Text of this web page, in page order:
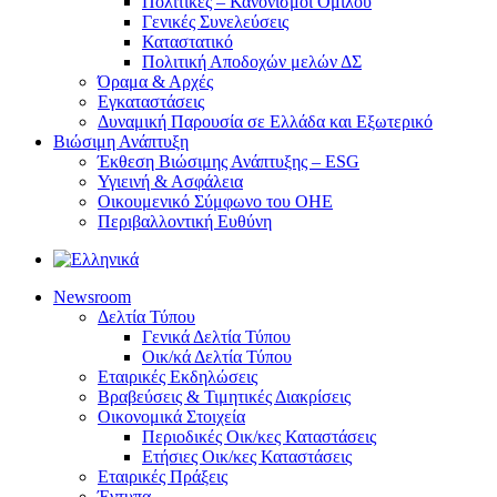
Γενικές Συνελεύσεις
Καταστατικό
Πολιτική Αποδοχών μελών ΔΣ
Όραμα & Αρχές
Εγκαταστάσεις
Δυναμική Παρουσία σε Ελλάδα και Εξωτερικό
Βιώσιμη Ανάπτυξη
Έκθεση Βιώσιμης Ανάπτυξης – ESG
Υγιεινή & Ασφάλεια
Οικουμενικό Σύμφωνο του ΟΗΕ
Περιβαλλοντική Ευθύνη
Newsroom
Δελτία Τύπου
Γενικά Δελτία Τύπου
Οικ/κά Δελτία Τύπου
Εταιρικές Εκδηλώσεις
Βραβεύσεις & Τιμητικές Διακρίσεις
Οικονομικά Στοιχεία
Περιοδικές Οικ/κες Καταστάσεις
Ετήσιες Οικ/κες Καταστάσεις
Εταιρικές Πράξεις